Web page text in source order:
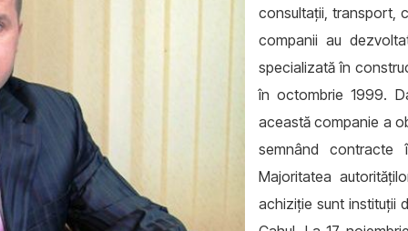
consultații, transport,
companii au
specializată în
în octombrie 1999.
această companie a
semnând
Majoritatea
achiziție sunt instituții